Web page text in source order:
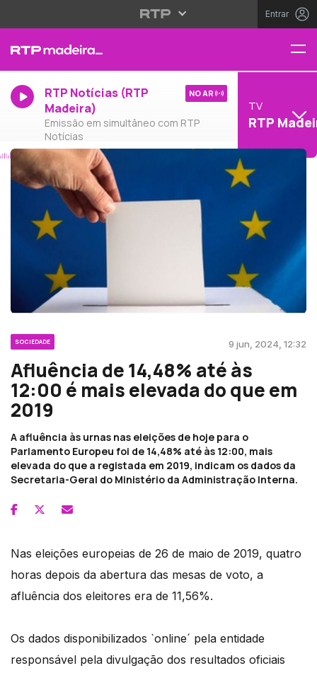
Entrar
RTP Notícias (RTP
Madeira)
Emissão em simultâneo com RTP
Notícias
NO AR
TV
RTP
SOCIEDADE 9 jun, 2024, 12:32
Afluência de 14,48% até às
12:00 é mais elevada do que em
2019
A afluência às urnas nas eleições de hoje para o
Parlamento Europeu foi de 14,48% até às 12:00, mais
elevada do que a registada em 2019, indicam os dados da
Secretaria-Geral do Ministério da Administração Interna.
Nas eleições europeias de 26 de maio de 2019, quatro
horas depois da abertura das mesas de voto, a
afluência dos eleitores era de 11,56%.
Os dados disponibilizados `online´ pela entidade
responsável pela divulgação dos resultados oficiais